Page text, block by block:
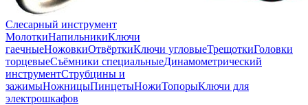
Слесарный инструмент
МолоткиНапильникиКлючи
гаечныеНожовкиОтвёрткиКлючи угловыеТрещоткиГоловки
торцевыеСъёмники специальныеДинамометрический
инструментСтрубцины и
зажимыНожницыПинцетыНожиТопорыКлючи для
электрошкафов